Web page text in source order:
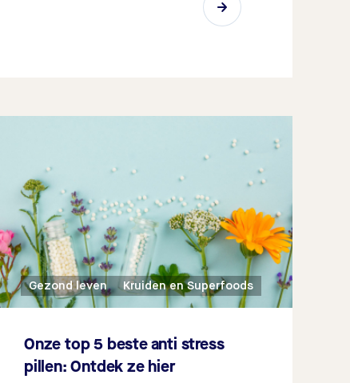
Gezond leven Kruiden en Superfoods
Onze top 5 beste anti stress
pillen: Ontdek ze hier